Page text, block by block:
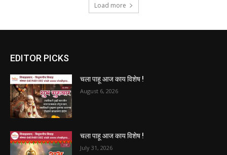
Load more
EDITOR PICKS
चला पाहू आज काय विशेष !
August 6, 2026
चला पाहू आज काय विशेष !
July 31, 2026